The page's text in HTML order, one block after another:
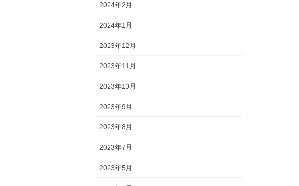
2024年2月
2024年1月
2023年12月
2023年11月
2023年10月
2023年9月
2023年8月
2023年7月
2023年5月